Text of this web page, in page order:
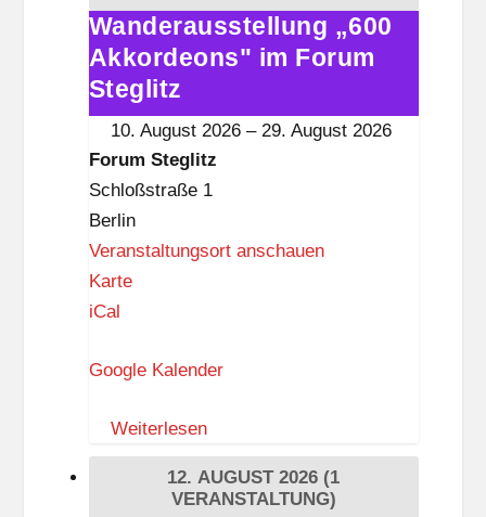
g
i
t
z
Wanderausstellung
„600
Akkordeons"
im
Wanderausstellung „600
Akkordeons" im Forum
Steglitz
10. August 2026 – 29. August 2026
Forum Steglitz
Schloßstraße 1
Berlin
Veranstaltungsort anschauen
KarteF
u
S
t
iCal
Google Kalender
Weiterlesen
12. AUGUST 2026 (1
VERANSTALTUNG)